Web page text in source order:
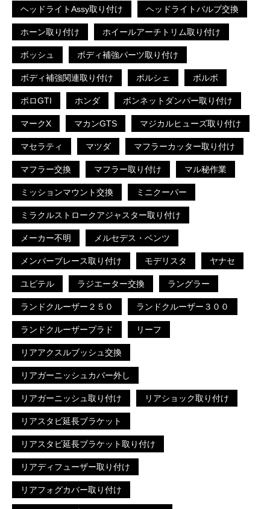
ヘッドライトAssy取り付け ヘッドライトバルブ交換
ホーン取り付け ホイールアーチトリム取り付け
ボッシュ ボディ補強パーツ取り付け
ボディ補強関連取り付け ポルシェ ボルボ
ポロGTI ホンダ ボンネットダンパー取り付け
マークX マカンGTS マジカルヒューズ取り付け
マセラティ マツダ マフラーカッター取り付け
マフラー交換 マフラー取り付け マル秘作業
ミッションマウント交換 ミニクーパー
ミラクルストロークアジャスター取り付け
メーカー不明 メルセデス・ベンツ
メンバーブレース取り付け モデリスタ ヤナセ
ユピテル ラジエーター交換 ラングラー
ランドクルーザー２５０ ランドクルーザー３００
ランドクルーザープラド リーフ
リアアクスルブッシュ交換
リアガーニッシュカバー外し
リアガーニッシュ取り付け リアショック取り付け
リアスタビ延長ブラケット
リアスタビ延長ブラケット取り付け
リアディフューザー取り付け
リアフォグカバー取り付け